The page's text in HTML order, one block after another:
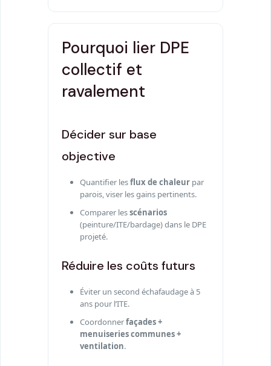
Pourquoi lier DPE
collectif et
ravalement
Décider sur base
objective
Quantifier lesflux de chaleur par
parois, viser les gains pertinents.
Comparer lesscénarios
(peinture/ITE/bardage) dans le DPE
projeté.
Réduire les coûts futurs
Éviter un second échafaudage à 5
ans pour l’ITE.
Coordonnerfaçades +
menuiseries communes +
ventilation.